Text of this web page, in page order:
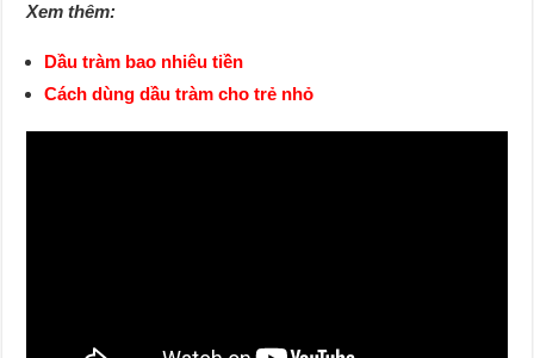
Xem thêm:
Dầu tràm bao nhiêu tiền
Cách dùng dầu tràm cho trẻ nhỏ